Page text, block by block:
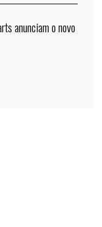
anunciam o novo